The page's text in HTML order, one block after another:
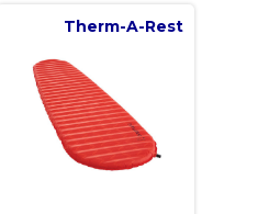
Therm-A-Rest